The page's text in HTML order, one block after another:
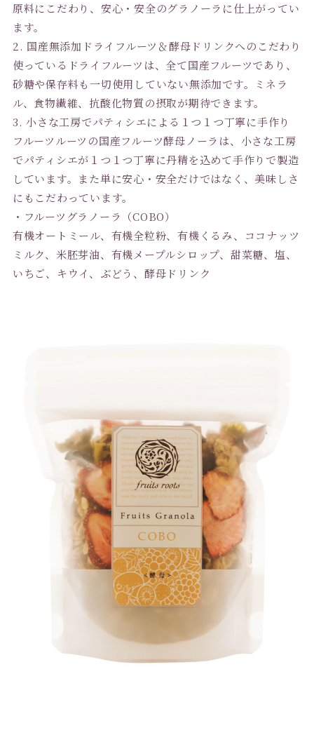
原料にこだわり、安心・安全のグラノーラに仕上がってい
ます。
2. 国産無添加ドライフルーツ＆酵母ドリンクへのこだわり
使っているドライフルーツは、全て国産フルーツであり、
砂糖や保存料も一切使用していない無添加です。ミネラ
ル、食物繊維、抗酸化物質の摂取が期待できます。
3. 小さな工房でパティシエによる１つ１つ丁寧に手作り
フルーツルーツの国産フルーツ酵母ノーラは、小さな工房
でパティシエが１つ１つ丁寧に丹精を込めて手作りで製造
しています。また単に安心・安全だけではなく、美味しさ
にもこだわっています。
・フルーツグラノーラ（COBO）
有機オートミール、有機全粒粉、有機くるみ、ココナッツ
ミルク、米胚芽油、有機メープルシロップ、甜菜糖、塩、
いちご、キウイ、ぶどう、酵母ドリンク